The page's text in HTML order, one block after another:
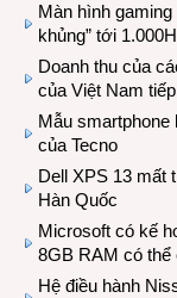
Màn hình
khủng” tới
Doanh thu của
của Việt Nam
Mẫu smartphone
của Tecno
Dell XPS 13 mất
Hàn Quốc
Microsoft có kế
8GB RAM có thể
Hệ điều hành